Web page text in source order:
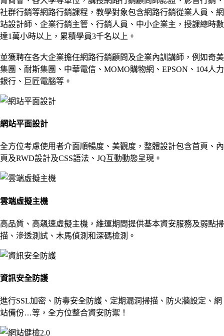
社群行銷等網路行銷課程，教學對象包含網路行銷從業人員、網
站設計師、企業行銷主管、行銷人員、中小企業主，授課總時數
達1萬小時以上，累積學員3千名以上。
並獲聘在各大企業擔任網路行銷顧問及企業內訓講師，例如奇美
集團、耐斯集團、中華電信、MOMO購物網、EPSON、104人力
銀行、巨匠電腦等。
網站平面設計
全方位考慮使用者介面順暢度、美觀度，整體設計包含首頁、內
頁及RWD設計及CSS語法、JQ互動動態呈現。
雲端虛擬主機
高品質、高飆速虛擬主機，維運期間提供基本資安服務及弱點掃
描、滲透測試、木馬偵測和深碼檢測。
資訊安全防護
進行SSL加密、防毒安全防護、定期漏洞掃描、防火牆設定、網
站備份…等，全方位整合資安防禦！